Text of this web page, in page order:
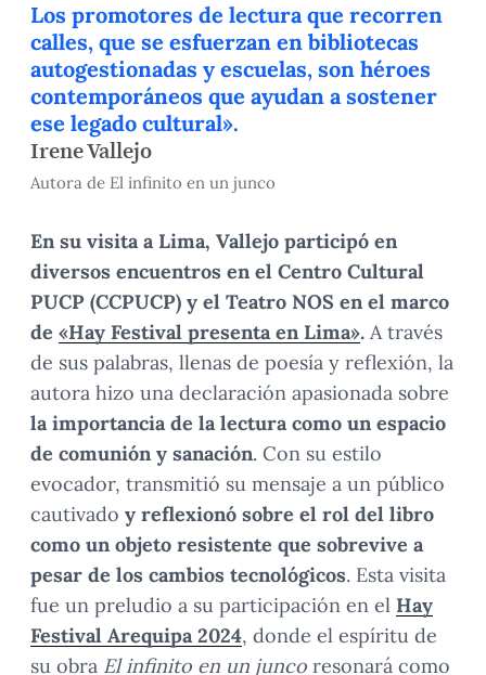
Los promotores de lectura que recorren
calles, que se esfuerzan en bibliotecas
autogestionadas y escuelas, son héroes
contemporáneos que ayudan a sostener
ese legado cultural».
Irene Vallejo
Autora de El infinito en un junco
En su visita a Lima, Vallejo participó en
diversos encuentros en el Centro Cultural
PUCP (CCPUCP) y el Teatro NOS en el marco
de «Hay Festival presenta en Lima». A través
de sus palabras, llenas de poesía y reflexión, la
autora hizo una declaración apasionada sobre
la importancia de la lectura como un espacio
de comunión y sanación. Con su estilo
evocador, transmitió su mensaje a un público
cautivado y reflexionó sobre el rol del libro
como un objeto resistente que sobrevive a
pesar de los cambios tecnológicos. Esta visita
fue un preludio a su participación en el Hay
Festival Arequipa 2024, donde el espíritu de
su obra El infinito en un junco resonará como